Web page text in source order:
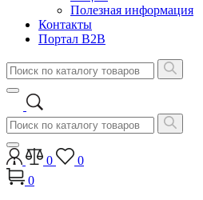
Полезная информация
Контакты
Портал B2B
0
0
0